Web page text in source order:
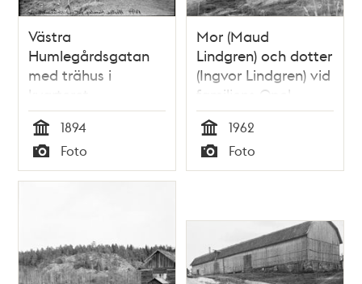
Västra
Humlegårdsgatan
med trähus i
kvarteret
Domherren. I
bakgrunden
stenhusbebyggelse
vid Odengatan
Tid
1894
Typ
Foto
Mor (Maud
Lindgren) och dotter
(Ingvor Lindgren) vid
familjens Opel
Rekord
Tid
1962
Typ
Foto